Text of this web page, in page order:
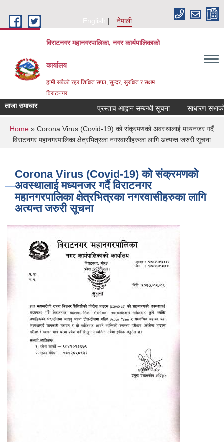
English
नेपाली
विराटनगर महानगरपालिका, नगर कार्यपालिकाको
कार्यालय
हामी सबैको रहर शिक्षित सफा, सुन्दर, सुरक्षित र सक्षम
विराटनगर
ताजा समाचार प्रस्ताव आह्वान सम्बन्धी सूचना साधारण
You are here
Home » Corona Virus (Covid-19) को संक्रमणको अवस्थालाई मध्यनजर गर्दै
विराटनगर महानगरपालिका क्षेत्रभित्रका नगरवासीहरुका लागि अत्यन्त जरुरी सूचना
Corona Virus (Covid-19) को संक्रमणको
अवस्थालाई मध्यनजर गर्दै विराटनगर
महानगरपालिका क्षेत्रभित्रका नगरवासीहरुका लागि
अत्यन्त जरुरी सूचना